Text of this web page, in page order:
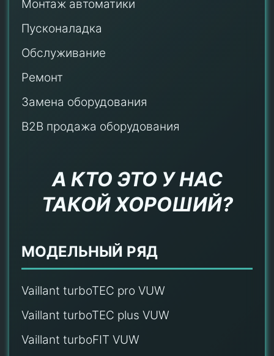
Монтаж автоматики
Пусконаладка
Обслуживание
Ремонт
Замена оборудования
B2B продажа оборудования
А КТО ЭТО У НАС
ТАКОЙ ХОРОШИЙ?
МОДЕЛЬНЫЙ РЯД
Vaillant turboTEC pro VUW
Vaillant turboTEC plus VUW
Vaillant turboFIT VUW